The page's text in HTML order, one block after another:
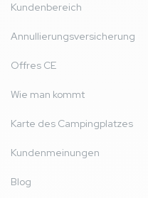
Kundenbereich
Annullierungsversicherung
Offres CE
Wie man kommt
Karte des Campingplatzes
Kundenmeinungen
Blog